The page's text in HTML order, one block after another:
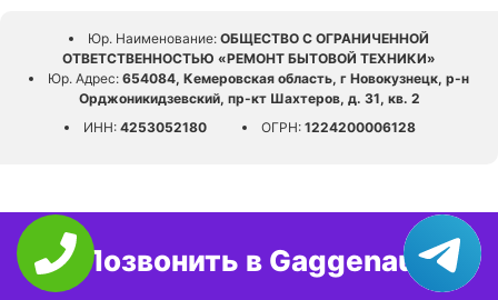
Юр. Наименование: ОБЩЕСТВО С ОГРАНИЧЕННОЙ
ОТВЕТСТВЕННОСТЬЮ «РЕМОНТ БЫТОВОЙ ТЕХНИКИ»
Юр. Адрес: 654084, Кемеровская область, г Новокузнецк, р-н
Орджоникидзевский, пр-кт Шахтеров, д. 31, кв. 2
ИНН: 4253052180 ОГРН: 1224200006128
Позвонить в Gaggenau